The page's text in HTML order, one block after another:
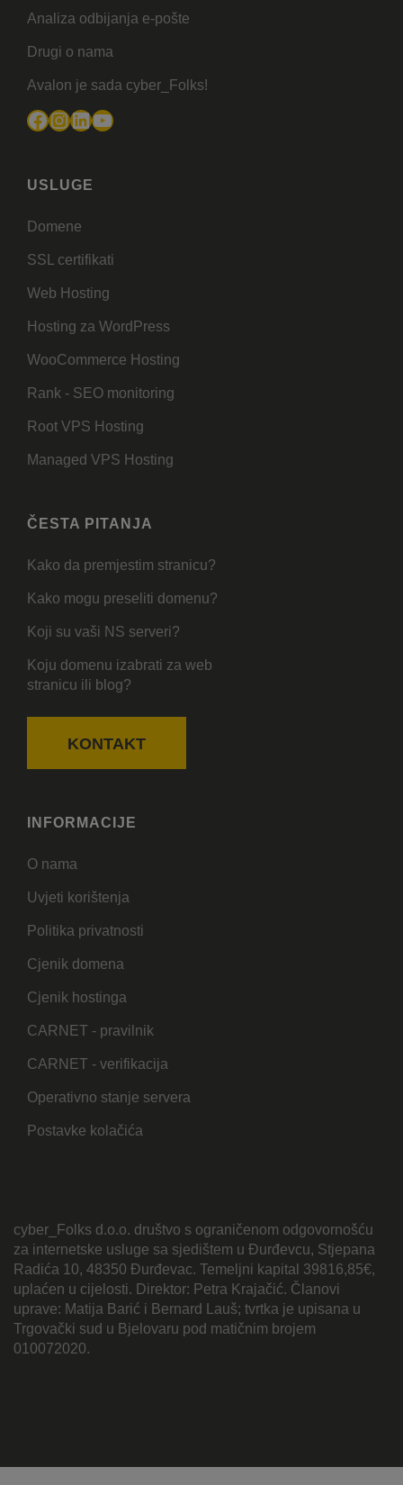
Analiza odbijanja e-pošte
Drugi o nama
Avalon je sada cyber_Folks!
Facebook
Instagram
LinkedIn
YouTube
USLUGE
Domene
SSL certifikati
Web Hosting
Hosting za WordPress
WooCommerce Hosting
Rank - SEO monitoring
Root VPS Hosting
Managed VPS Hosting
ČESTA PITANJA
Kako da premjestim stranicu?
Kako mogu preseliti domenu?
Koji su vaši NS serveri?
Koju domenu izabrati za web
stranicu ili blog?
KONTAKT
INFORMACIJE
O nama
Uvjeti korištenja
Politika privatnosti
Cjenik domena
Cjenik hostinga
CARNET - pravilnik
CARNET - verifikacija
Operativno stanje servera
Postavke kolačića
cyber_Folks d.o.o. društvo s ograničenom odgovornošću
za internetske usluge sa sjedištem u Đurđevcu, Stjepana
Radića 10, 48350 Đurđevac. Temeljni kapital 39816,85€,
uplaćen u cijelosti. Direktor: Petra Krajačić. Članovi
uprave: Matija Barić i Bernard Lauš; tvrtka je upisana u
Trgovački sud u Bjelovaru pod matičnim brojem
010072020.